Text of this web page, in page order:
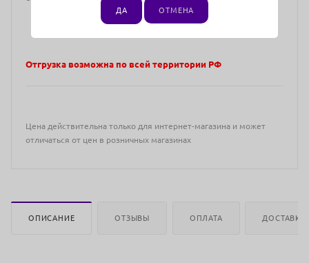
Отгрузка возможна по всей территории РФ
Цена действительна только для интернет-магазина и может
отличаться от цен в розничных магазинах
ОПИСАНИЕ ОТЗЫВЫ ОПЛАТА ДОСТАВКА
ДА ОТМЕНА